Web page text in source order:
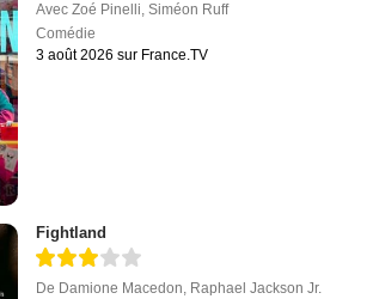
AvecZoé Pinelli,Siméon Ruff
Comédie
3 août 2026 sur France.TV
Fightland
De Damione Macedon Raphael Jackson Jr.